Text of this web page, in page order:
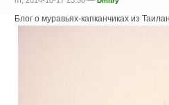
Блог о муравьях-капканчиках из